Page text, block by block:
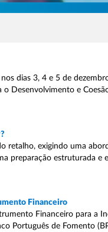
dias 3, 4 e 5 de
Desenvolvimento e
exigindo uma
preparação estruturada
Financeiro
Financeiro para a
Português de Fomento